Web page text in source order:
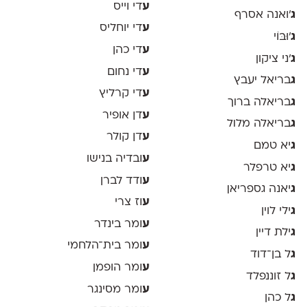
ג'ואנה אסרף
ג'וּבּוֹי
ג׳ני ציקון
גבריאל יעבץ
גבריאלה ברוך
גבריאלה מלול
גיא טמם
גיא טרפלר
גיאנה גספריאן
גילי לוין
גילת דיין
גל בן־דוד
גל זוננפלד
גל כהן
עדי וייס
עדי יוחליס
עדי כהן
עדי נחום
עדי קרליץ
עדן אופיר
עדן קולר
ע ובדיה בנישו
עודד לברן
ע וז צרי
ע ומר בינדר
עומר בית־הלחמי
ע ומר הופמן
עומר מסינגר